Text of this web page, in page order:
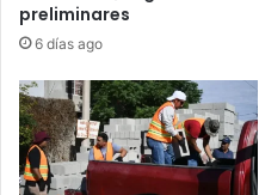
preliminares
6 días ago